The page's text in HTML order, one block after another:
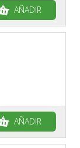
AÑADIR
AÑADIR